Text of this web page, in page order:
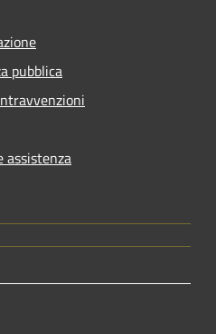
pubblica
assistenza